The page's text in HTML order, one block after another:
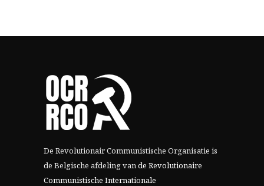
De Revolutionair Communistische Organisatie is
de Belgische afdeling vande Revolutionaire
Communistische Internationale